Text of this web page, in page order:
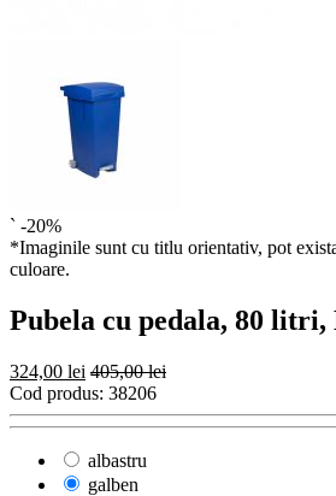
` -20%
*Imaginile sunt cu titlu orientativ, pot
culoare.
Pubela cu pedala, 80 litri,
324,00 lei 405,00 lei
Cod produs: 38206
albastru
galben